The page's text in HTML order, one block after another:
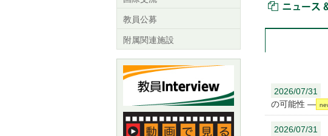
2026/07/31
の可能性 —
2026/07/31
教員公募
附属関連施設